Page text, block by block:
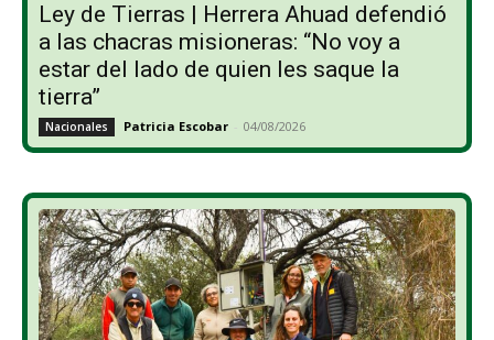
Ley de Tierras | Herrera Ahuad defendió
a las chacras misioneras: “No voy a
estar del lado de quien les saque la
tierra”
Nacionales Patricia Escobar - 04/08/2026